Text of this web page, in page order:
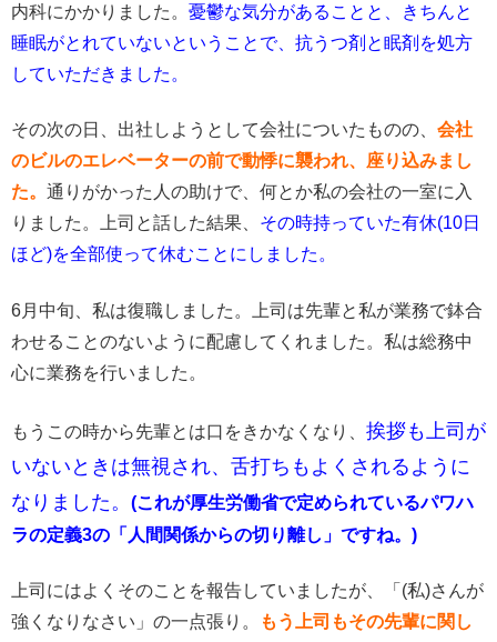
内科にかかりました。 憂鬱な気分があることと、きちんと
睡眠がとれていないということで、抗うつ剤と眠剤を処方
していただきました。
その次の日、出社しようとして会社についたものの、 会社
のビルのエレベーターの前で動悸に襲われ、座り込みまし
た。 通りがかった人の助けで、何とか私の会社の一室に入
りました。上司と話した結果、 その時持っていた有休(10日
ほど)を全部使って休むことにしました。
6月中旬、私は復職しました。上司は先輩と私が業務で鉢合
わせることのないように配慮してくれました。私は総務中
心に業務を行いました。
もうこの時から先輩とは口をきかなくなり、 挨拶も上司が
いないときは無視され、舌打ちもよくされるように
なりました。 (これが厚生労働省で定められているパワハ
ラの定義3の「人間関係からの切り離し」ですね。)
上司にはよくそのことを報告していましたが、「(私)さんが
強くなりなさい」の一点張り。
もう上司もその先輩に関し